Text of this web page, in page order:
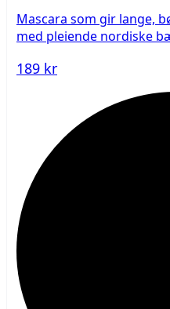
Mascara som gir lange,
med pleiende nordiske
189 kr